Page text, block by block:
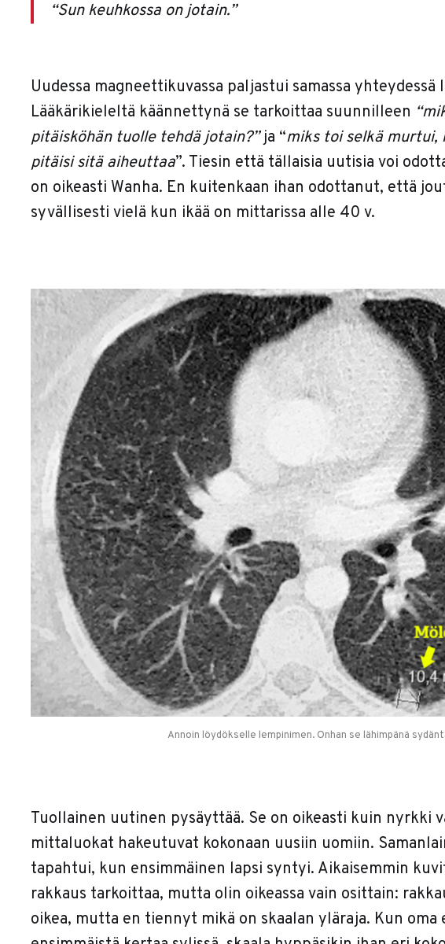
“Sun keuhkossa on jotain.”
Uudessa magneettikuvassa paljastui samassa yhteydessä
Lääkärikieleltä käännettynä se tarkoittaa suunnilleen
pitäisköhän tuolle tehdä jotain?”ja “miks toi selkä murtui,
pitäisi sitä aiheuttaa”. Tiesin että tällaisia uutisia voi
on oikeasti Wanha. En kuitenkaan ihan odottanut, että
syvällisesti vielä kun ikää on mittarissa alle 40 v.
Annoin löydökselle lempinimen. Onhan se lähimpänä
Tuollainen uutinen pysäyttää. Se on oikeasti kuin nyrkki
mittaluokat hakeutuvat kokonaan uusiin uomiin.
tapahtui, kun ensimmäinen lapsi syntyi. Aikaisemmin
rakkaus tarkoittaa, mutta olin oikeassa vain osittain:
oikea, mutta en tiennyt mikä on skaalan yläraja. Kun oma